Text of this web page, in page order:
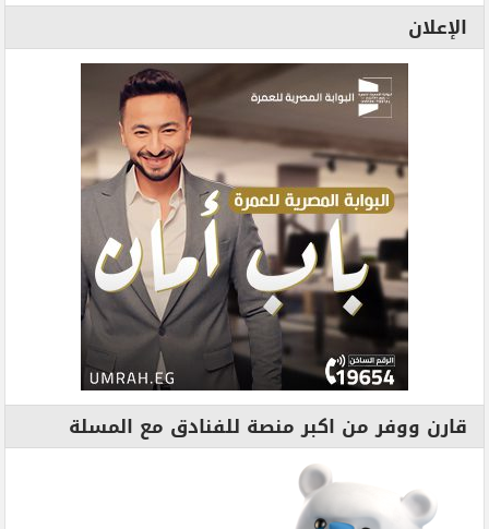
الإعلان
قارن ووفر من اكبر منصة للفنادق مع المسلة